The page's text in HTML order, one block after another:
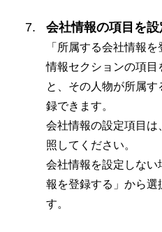
会社情報の項目を設
「所属する会社情報
情報セクションの項目
と、その人物が所属
録できます。
会社情報の設定項目は、
照してください。
会社情報を設定しな
報を登録する」から選
す。